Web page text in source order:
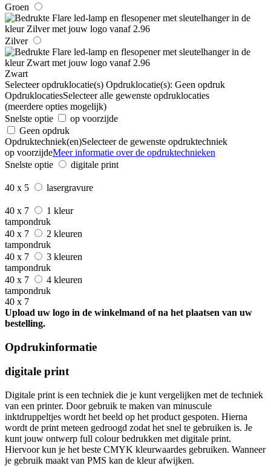
Groen
Zilver
Zwart
Selecteer opdruklocatie(s) Opdruklocatie(s): Geen opdruk
OpdruklocatiesSelecteer alle gewenste opdruklocaties
(meerdere opties mogelijk)
Snelste optie
op voorzijde
Geen opdruk
Opdruktechniek(en)Selecteer de gewenste opdruktechniek
op voorzijdeMeer informatie over de opdruktechnieken
Snelste optie
digitale print
40 x 5 lasergravure
40 x 7
1 kleur
tampondruk
40 x 7
2 kleuren
tampondruk
40 x 7
3 kleuren
tampondruk
40 x 7
4 kleuren
tampondruk
40 x 7
Upload uw logo in de winkelmand of na het plaatsen van uw
bestelling.
Opdrukinformatie
digitale print
Digitale print is een techniek die je kunt vergelijken met de techniek
van een printer. Door gebruik te maken van minuscule
inktdruppeltjes wordt het beeld op het product gespoten. Hierna
wordt de print meteen gedroogd zodat het snel te gebruiken is. Je
kunt jouw ontwerp full colour bedrukken met digitale print.
Hiervoor kun je het beste CMYK kleurwaardes gebruiken. Wanneer
je gebruik maakt van PMS kan de kleur afwijken.